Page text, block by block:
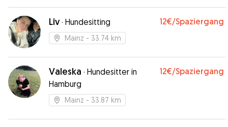
Liv · Hundesitting 12€/Spaziergang
Mainz - 33.74 km
Valeska · Hundesitter in
Hamburg
12€/Spaziergang
Mainz - 33.87 km